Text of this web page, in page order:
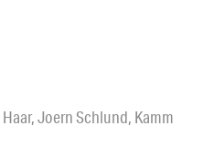
Haar,Joern Schlund, Kamm